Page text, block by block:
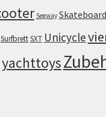
Segway Skateboard
SurfbrettSXT Unicycle
yachttoys